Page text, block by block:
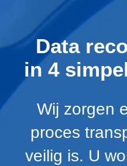
Data
in 4
Wij zorgen
proces
veilig is. U